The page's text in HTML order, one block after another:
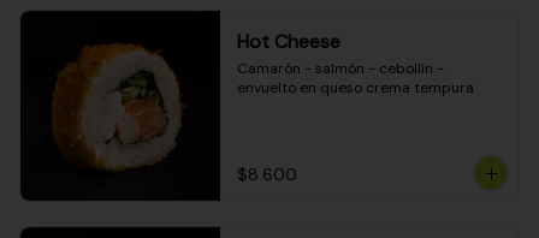
Hot Cheese
Camarón - salmón - cebollín -
envuelto en queso crema tempura
$8.600